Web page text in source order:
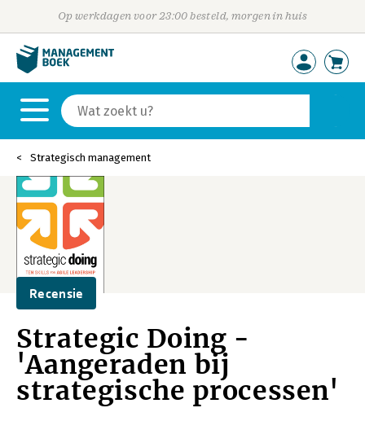
Op werkdagen voor 23:00 besteld, morgen in huis
Strategisch management
Recensie
Strategic Doing -
'Aangeraden bij
strategische processen'